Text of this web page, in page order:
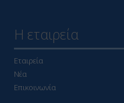
Η εταιρεία
Εταιρεία
Νέα
Επικοινωνία